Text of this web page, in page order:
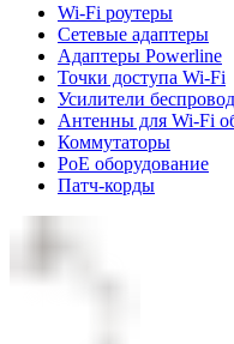
Wi-Fi роутеры
Сетевые адаптеры
Адаптеры Powerline
Точки доступа Wi-Fi
Усилители
Антенны для Wi-Fi
Коммутаторы
PoE оборудование
Патч-корды